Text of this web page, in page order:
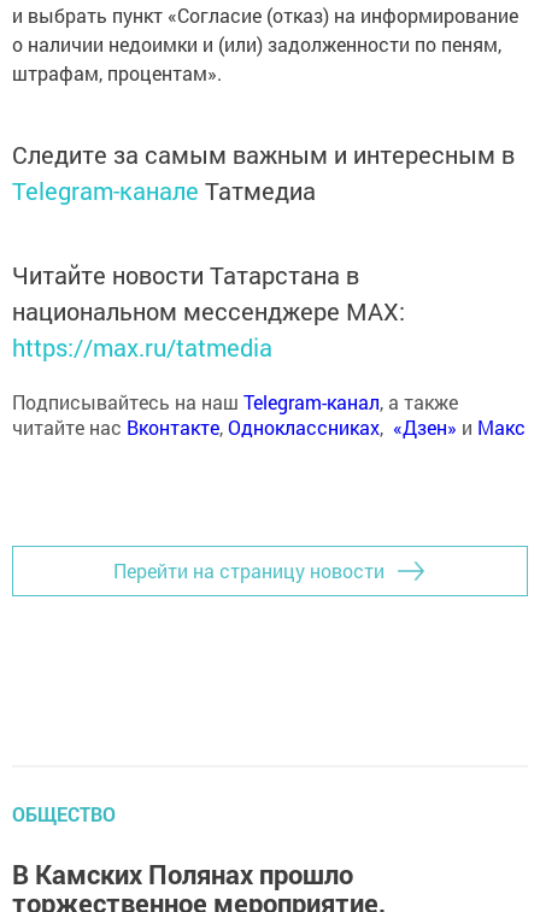
и выбрать пункт «Согласие (отказ) на информирование
о наличии недоимки и (или) задолженности по пеням,
штрафам, процентам».
Следите за самым важным и интересным в
Telegram-канале Татмедиа
Читайте новости Татарстана в
национальном мессенджере MАХ:
https://max.ru/tatmedia
Подписывайтесь на наш Telegram-канал, а также
читайте нас Вконтакте,Одноклассниках, «Дзен» и Макс
Перейти на страницу новости
ОБЩЕСТВО
В Камских Полянах прошло
торжественное мероприятие,